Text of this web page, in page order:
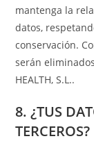
mantenga la
datos,
conservación.
serán
HEALTH, S.L..
8. ¿TUS
TERCEROS?